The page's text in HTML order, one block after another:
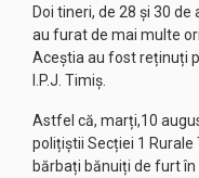
Doi tineri, de 28 și 30
au furat de mai multe
Aceștia au fost reținuți
I.P.J. Timiș.
Astfel că, marți,10
polițiștii Secției 1
bărbați bănuiți de furt